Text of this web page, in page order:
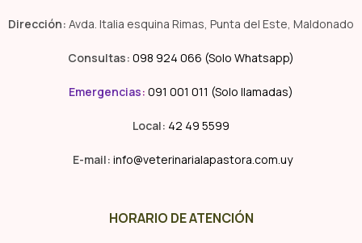
Dirección: Avda. Italia esquina Rimas, Punta del Este, Maldonado
Consultas: 098 924 066 (Solo Whatsapp)
Emergencias: 091 001 011 (Solo llamadas)
Local: 42 49 5599
E-mail: info@veterinarialapastora.com.uy
HORARIO DE ATENCIÓN